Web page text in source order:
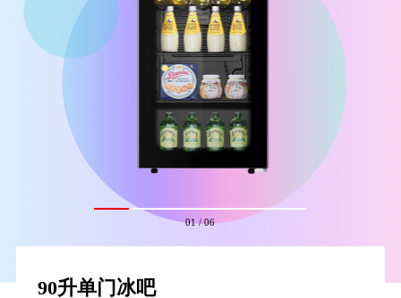
01/06
90升单门冰吧